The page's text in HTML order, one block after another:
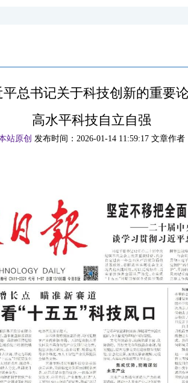
总书记关于科技创新的重要
高水平科技自立自强
站原创 发布时间：2026-01-14 11:59:17 文章作